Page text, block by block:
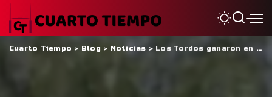
Cuarto Tiempo > Blog > Noticias > Los Tordos ganaron en San Juan y se metieron en semis